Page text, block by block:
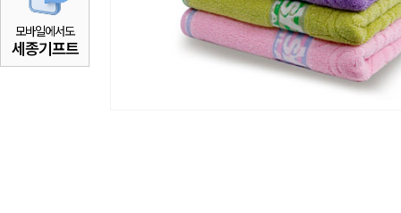
모바일에서도
세종기프트